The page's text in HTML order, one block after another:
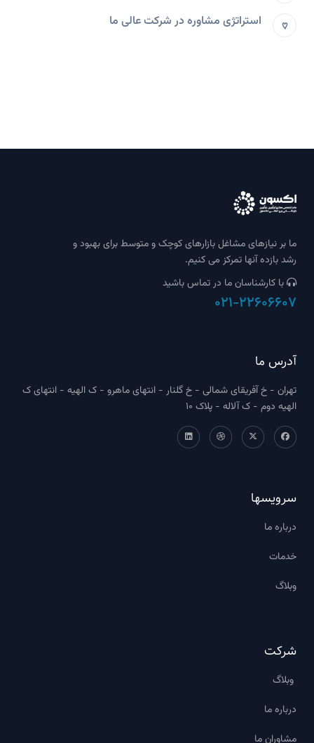
استراتژی مشاوره در شرکت عالی ما
ما بر نیازهای مشاغل بازارهای کوچک و متوسط ​​برای بهبود و
رشد بازده آنها تمرکز می کنیم.
با کارشناسان ما در تماس باشید
021-22606607
آدرس ما
تهران - خ آفریقای شمالی - خ گلنار - انتهای ماهرو - ک الهیه - انتهای ک
الهیه دوم - ک آلاله - پلاک 10
سرویسها
درباره ما
خدمات
وبلاگ
شرکت
وبلاگ
درباره ما
مشاوران ما